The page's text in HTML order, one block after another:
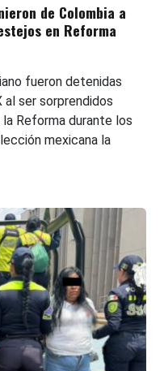
de Colombia a
en Reforma
fueron detenidas
al ser sorprendidos
Reforma durante los
mexicana la